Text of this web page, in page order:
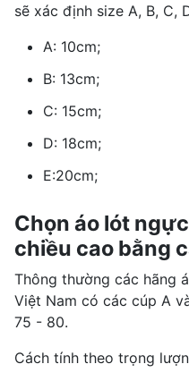
sẽ xác định size A, B, C,
A: 10cm;
B: 13cm;
C: 15cm;
D: 18cm;
E:20cm;
Chọn áo lót
chiều cao bằng
Thông thường các hãng
Việt Nam có các cúp A
75 - 80.
Cách tính theo trọng